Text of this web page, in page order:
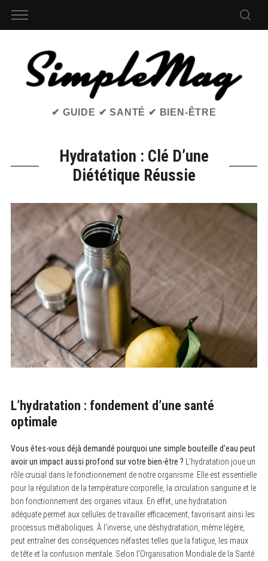
✔ GUIDE ✔ SANTÉ ✔ BIEN-ÊTRE
Hydratation : Clé D’une
Diététique Réussie
L’hydratation : fondement d’une santé
optimale
Vous êtes-vous déjà demandé pourquoi une simple bouteille d’eau peut
avoir un impact aussi profond sur votre bien-être ? L’hydratation joue un
rôle crucial dans le fonctionnement de notre organisme. Elle est essentielle
pour la régulation de la température corporelle, la circulation sanguine et le
bon fonctionnement des organes vitaux. En effet, une hydratation
adéquate permet aux cellules de travailler efficacement, favorisant ainsi les
processus métaboliques. À l’inverse, une déshydratation, même légère,
peut entraîner des conséquences néfastes telles que la fatigue, les maux
de tête et la confusion mentale. Selon l’Organisation Mondiale de la Santé